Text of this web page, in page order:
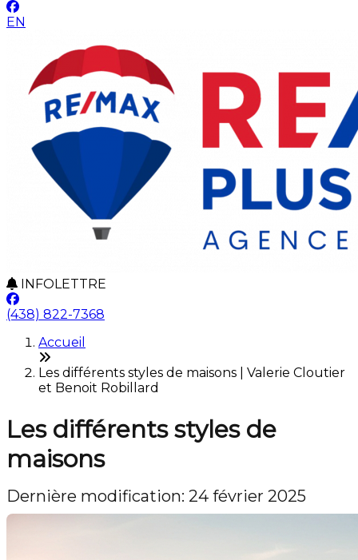
EN
INFOLETTRE
(438) 822-7368
Accueil
Les différents styles de maisons | Valerie Cloutier
et Benoit Robillard
Les différents styles de
maisons
Dernière modification: 24 février 2025